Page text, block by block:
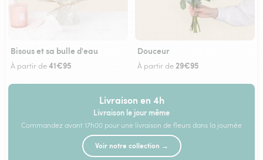
Bisous et sa bulle d'eau
À partir de41€95
Douceur
À partir de29€95
Livraison en 4h
Livraison le jour même
Commandez avant 17h00 pour une livraison de fleurs dans la journée
Voir notre collection →